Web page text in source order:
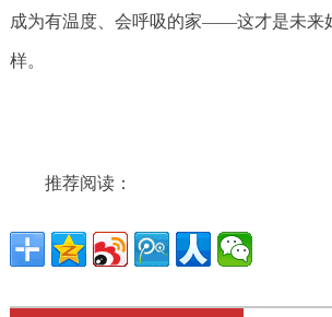
成为有温度、会呼吸的家——这才是未来
样。
推荐阅读：